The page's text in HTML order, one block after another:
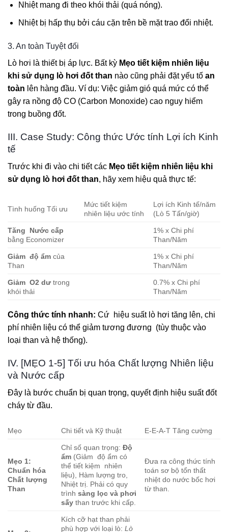
Nhiệt mang đi theo khói thải (quá nóng).
Nhiệt bị hấp thụ bởi cáu cặn trên bề mặt trao đổi nhiệt.
3. An toàn Tuyệt đối
Lò hơi là thiết bị áp lực. Bất kỳ Mẹo tiết kiệm nhiên liệu
khi sử dụng lò hơi đốt than nào cũng phải đặt yếu tố an
toàn lên hàng đầu. Ví dụ: Việc giảm gió quá mức có thể
gây ra nồng độ CO (Carbon Monoxide) cao nguy hiểm
trong buồng đốt.
III. Case Study: Công thức Ước tính Lợi ích Kinh
tế
Trước khi đi vào chi tiết các Mẹo tiết kiệm nhiên liệu khi
sử dụng lò hơi đốt than, hãy xem hiệu quả thực tế:
Tình huống Tối ưu
Mức tiết kiệm
nhiên liệu ước tính
Lợi ích Kinh tế/năm
(Lò 5 Tấn/giờ)
Tăng
Nước cấp
bằng Economizer
1% x Chi phí
Than/Năm
Giảm độ ẩm của
Than
1% x Chi phí
Than/Năm
Giảm O2 dư trong
khói thải
0.7% x Chi phí
Than/Năm
Công thức tính nhanh: Cứ hiệu suất lò hơi tăng lên, chi
phí nhiên liệu có thể giảm tương đương (tùy thuộc vào
loại than và hệ thống).
IV. [MẸO 1-5] Tối ưu hóa Chất lượng Nhiên liệu
và Nước cấp
Đây là bước chuẩn bị quan trọng, quyết định hiệu suất đốt
cháy từ đầu.
Mẹo Chi tiết và Kỹ thuật E-E-A-T Tăng cường
Mẹo 1:
Chuẩn hóa
Chất lượng
Than
Chỉ số quan trọng:Độ
ẩm (Giảm độ ẩm có
thể tiết kiệm
nhiên
liệu), Hàm lượng tro,
Nhiệt trị. Phải có quy
trìnhsàng lọc và phơi
sấy than trước khi cấp.
Đưa ra công thức tính
toán sơ bộ tổn thất
nhiệt do nước bốc hơi
từ than.
Kích cỡ hạt than phải
phù hợp với loại lò:Lò